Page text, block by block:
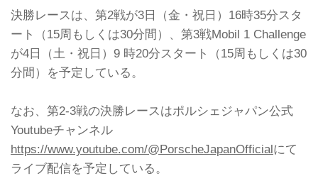
決勝レースは、第2戦が3⽇（金・祝日）16時35分スタ
ート（15周もしくは30分間）、第3戦Mobil 1 Challenge
が4⽇（土・祝日）9 時20分スタート（15周もしくは30
分間）を予定している。
なお、第2-3戦の決勝レースはポルシェジャパン公式
Youtubeチャンネル
https://www.youtube.com/@PorscheJapanOfficialにて
ライブ配信を予定している。